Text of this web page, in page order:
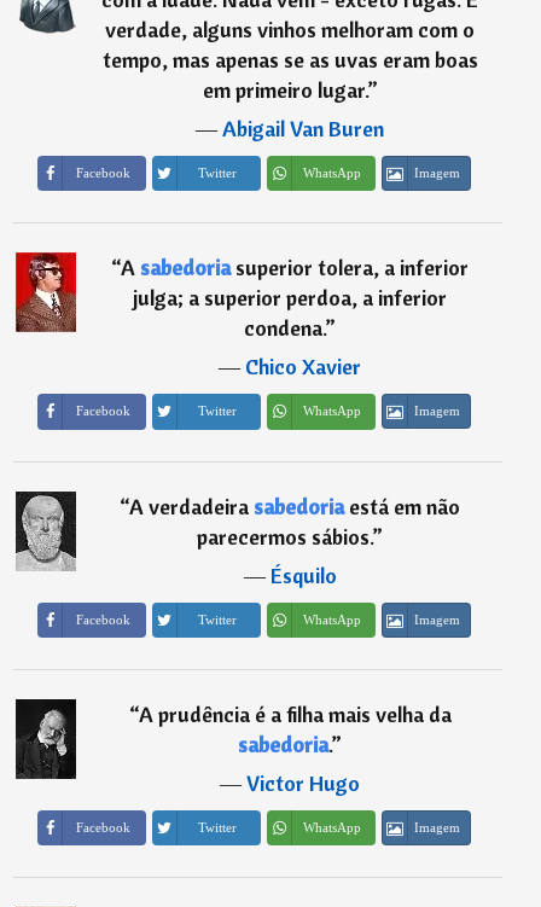
verdade, alguns vinhos melhoram com o
tempo, mas apenas se as uvas eram boas
em primeiro lugar.”
―Abigail Van Buren
Facebook Twitter WhatsApp Imagem
“A sabedoriasuperior tolera, a inferior
julga; a superior perdoa, a inferior
condena.”
―Chico Xavier
Facebook Twitter WhatsApp Imagem
“A verdadeira sabedoriaestá em não
parecermos sábios.”
―Ésquilo
Facebook Twitter WhatsApp Imagem
“A prudência é a filha mais velha da
sabedoria.”
―Victor Hugo
Facebook Twitter WhatsApp Imagem